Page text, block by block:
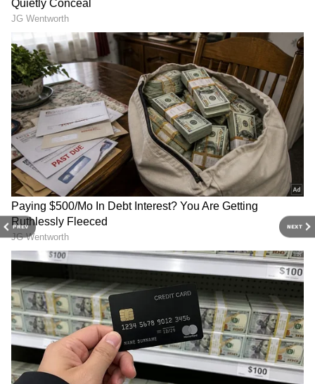
PREV NEXT
వంటి కొన్ని సాంకేతిక రంగాల్లో కూడా రోబోటిక్స్ వినియోగం
పెరగవచ్చని రిపోర్ట్ పేర్కొంది.
Related Articles